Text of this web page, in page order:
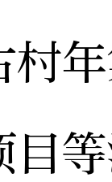
村
目